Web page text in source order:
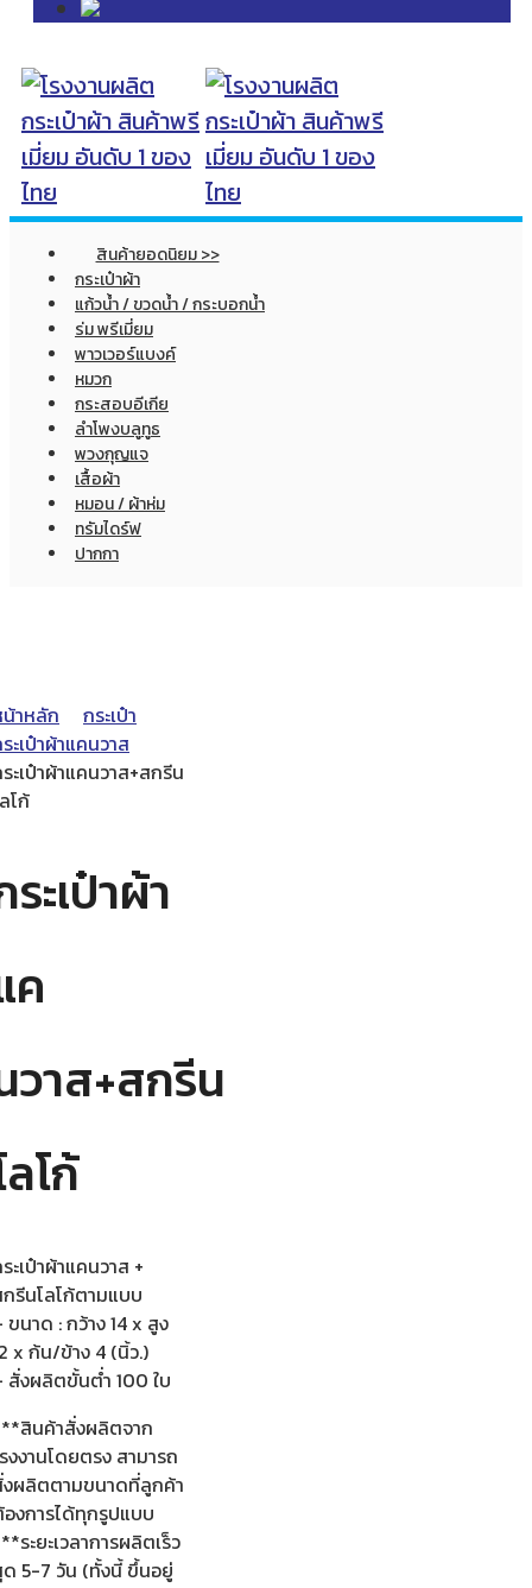
สินค้ายอดนิยม >>
กระเป๋าผ้า
แก้วน้ำ / ขวดน้ำ / กระบอกน้ำ
ร่ม พรีเมี่ยม
พาวเวอร์แบงค์
หมวก
กระสอบอีเกีย
ลำโพงบลูทูธ
พวงกุญแจ
เสื้อผ้า
หมอน / ผ้าห่ม
ทรัมไดร์ฟ
ปากกา
าหลัก
กระเป๋า
ะเป๋าผ้าแคนวาส
ะเป๋าผ้าแคนวาส+สกรีน
โก้
ระเป๋าผ้า
ค
วาส+สกรีน
ลโก้
ะเป๋าผ้าแคนวาส +
รีนโลโก้ตามแบบ
ขนาด : กว้าง 14 x สูง
x ก้น/ข้าง 4 (นิ้ว.)
สั่งผลิตขั้นต่ำ 100 ใบ
สินค้าสั่งผลิตจาก
งงานโดยตรง สามารถ
ผลิตตามขนาดที่ลูกค้า
งการได้ทุกรูปแบบ
ระยะเวลาการผลิตเร็ว
5-7 วัน (ทั้งนี้ ขึ้นอยู่